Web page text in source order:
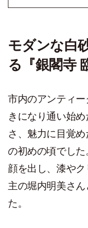
モダンな白
る『銀閣寺
市内のアンティ
きになり通い始
さ、魅力に目覚
の初めの頃でし
顔を出し、漆や
主の堀内明美さ
た。